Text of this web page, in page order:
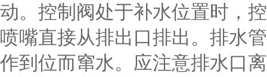
动。控制阀处于补水位置时，
喷嘴直接从排出口排出。排水
作到位而窜水。应注意排水口